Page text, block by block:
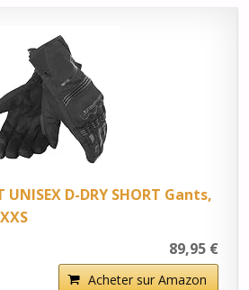
UNISEX D-DRY SHORT Gants,
89,95 €
Acheter sur Amazon